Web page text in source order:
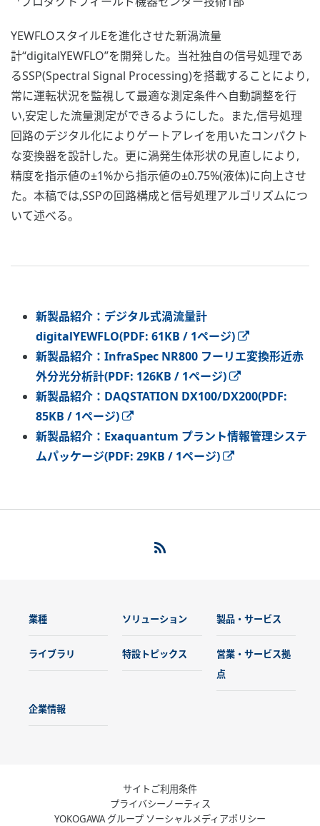
YEWFLOスタイルEを進化させた新渦流量
計“digitalYEWFLO”を開発した。当社独自の信号処理であ
るSSP(Spectral Signal Processing)を搭載することにより,
常に運転状況を監視して最適な測定条件へ自動調整を行
い,安定した流量測定ができるようにした。また,信号処理
回路のデジタル化によりゲートアレイを用いたコンパクト
な変換器を設計した。更に渦発生体形状の見直しにより,
精度を指示値の±1%から指示値の±0.75%(液体)に向上させ
た。本稿では,SSPの回路構成と信号処理アルゴリズムにつ
いて述べる。
新製品紹介：デジタル式渦流量計
digitalYEWFLO(PDF: 61KB / 1ページ)
新製品紹介：InfraSpec NR800 フーリエ変換形近赤
外分光分析計(PDF: 126KB / 1ページ)
新製品紹介：DAQSTATION DX100/DX200(PDF:
85KB / 1ページ)
新製品紹介：Exaquantum プラント情報管理システ
ムパッケージ(PDF: 29KB / 1ページ)
業種 ソリューション 製品・サービス
ライブラリ 特設トピックス
営業・サービス拠
点
企業情報
サイトご利用条件
プライバシーノーティス
YOKOGAWA グループ ソーシャルメディアポリシー